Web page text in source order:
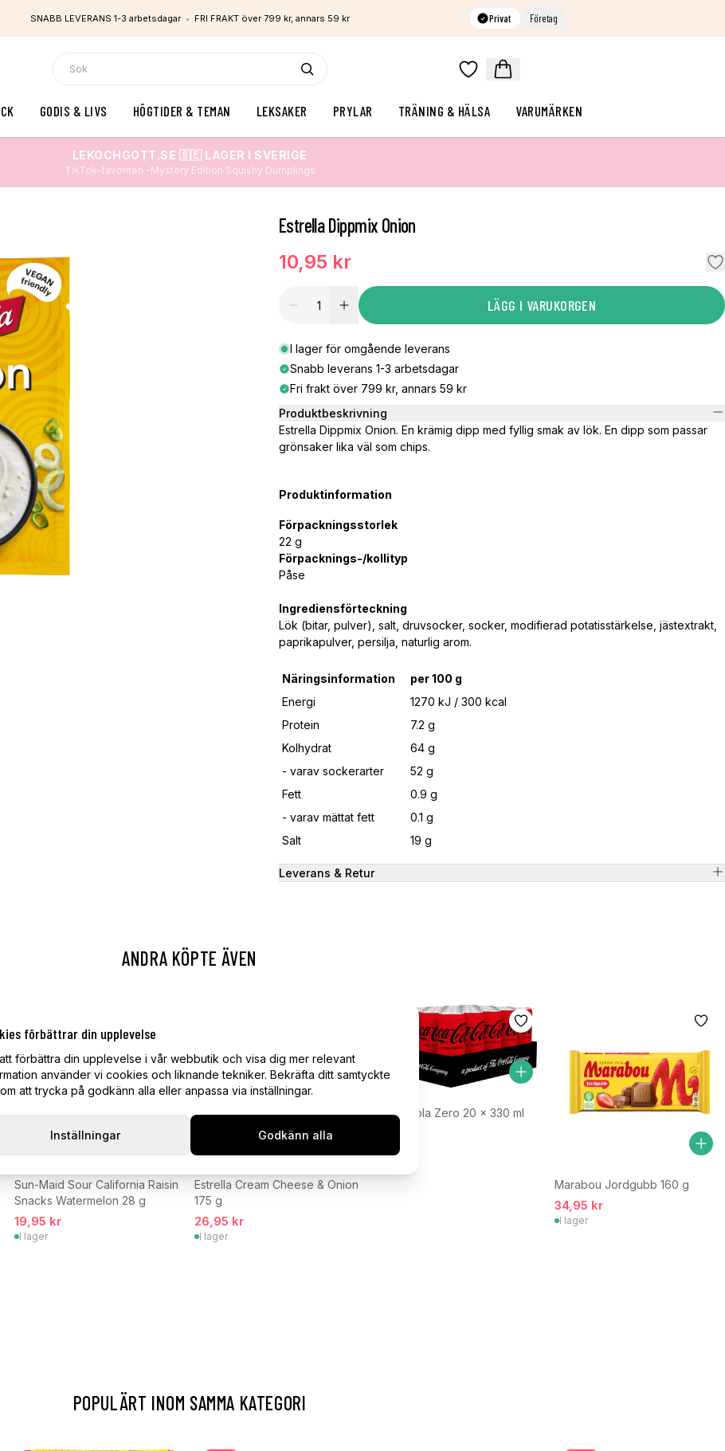
förbättrar din upplevelse
förbättra din upplevelse i vår webbutik och visa dig mer relevant
använder vi cookies och liknande tekniker. Bekräfta ditt samtyckte
att trycka på godkänn alla eller anpassa via inställningar.
Inställningar Godkänn alla
SNABB LEVERANS 1-3 arbetsdagar • FRI FRAKT över 799 kr, annars 59 kr Privat Företag
GODIS & LIVS HÖGTIDER & TEMAN LEKSAKER PRYLAR TRÄNING & HÄLSA VARUMÄRKEN
LEKOCHGOTT.SE 🇸🇪 LAGER I SVERIGE
TikTok-favoriten -Mystery Edition Squishy Dumplings
Estrella Dippmix Onion
10,95 kr
LÄGG I VARUKORGEN
I lager för omgående leverans
Snabb leverans 1-3 arbetsdagar
Fri frakt över 799 kr, annars 59 kr
Produktbeskrivning
Estrella Dippmix Onion. En krämig dipp med fyllig smak av lök. En dipp som passar
grönsaker lika väl som chips.
Produktinformation
Förpackningsstorlek
22 g
Förpacknings-/kollityp
Påse
Ingrediensförteckning
Lök (bitar, pulver), salt, druvsocker, socker, modifierad potatisstärkelse, jästextrakt,
paprikapulver, persilja, naturlig arom.
Näringsinformation
per 100 g
Energi
1270 kJ / 300 kcal
Protein
7.2 g
Kolhydrat
64 g
- varav sockerarter
52 g
Fett
0.9 g
- varav mättat fett
0.1 g
Salt
19 g
Leverans & Retur
ANDRA KÖPTE ÄVEN
Sun-Maid Sour California Raisin
Snacks Watermelon 28 g
19,95 kr
I lager
Estrella Cream Cheese & Onion
175 g
26,95 kr
I lager
Coca-Cola Zero 20 x 330 ml
I lager
Marabou Jordgubb 160 g
34,95 kr
I lager
POPULÄRT INOM SAMMA KATEGORI